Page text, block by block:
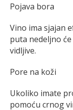
Pojava bora
Vino ima sjajan
puta nedeljno
vidljive.
Pore na koži
Ukoliko imate
pomoću crnog